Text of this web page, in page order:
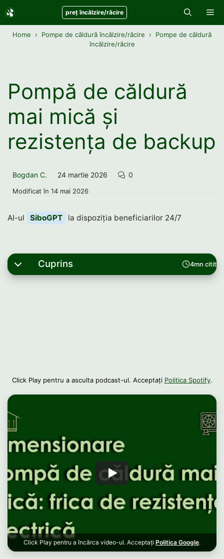
Sari
la
conținut
preț încălzire/răcire
Home Pompe de căldură încălzire/răcire
Pompe de căldură
încălzire/răcire
Pompă de căldură
mai mică și
rezistența de backup
Bogdan C. 24 martie 2026 0
Modificat în 14 mai 2026
AI-ul SiboGPT la dispoziția beneficiarilor 24/7
4mn citit
Cuprins
Click Play pentru a asculta podcast-ul. Acceptați Politica Spotify.
Click Play pentru a încărca video-ul. Acceptați Politica Google.